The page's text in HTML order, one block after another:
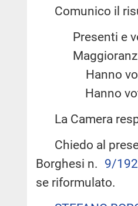
Comunico il
Presenti
Hanno
Hanno
La Camera
Chiedo al
Borghesi n. 9/
se riformulato.